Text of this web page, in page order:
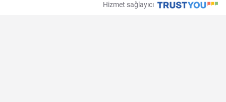
Hizmet sağlayıcı